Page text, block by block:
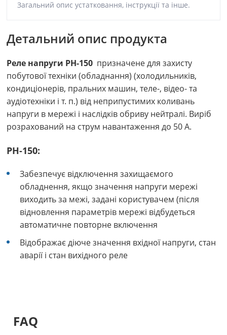
Загальний опис устатковання, інструкції та інше.
Детальний опис продукта
Реле напруги РН-150 призначене для захисту
побутової техніки (обладнання) (холодильників,
кондиціонерів, пральних машин, теле-, відео- та
аудіотехніки і т. п.) від неприпустимих коливань
напруги в мережі і наслідків обриву нейтралі. Виріб
розрахований на струм навантаження до 50 А.
РН-150:
Забезпечує відключення захищаємого
обладнення, якщо значення напруги мережі
виходить за межі, задані користувачем (після
відновлення параметрів мережі відбудеться
автоматичне повторне включення
Відображає діюче значення вхідної напруги, стан
аварії і стан вихідного реле
FAQ